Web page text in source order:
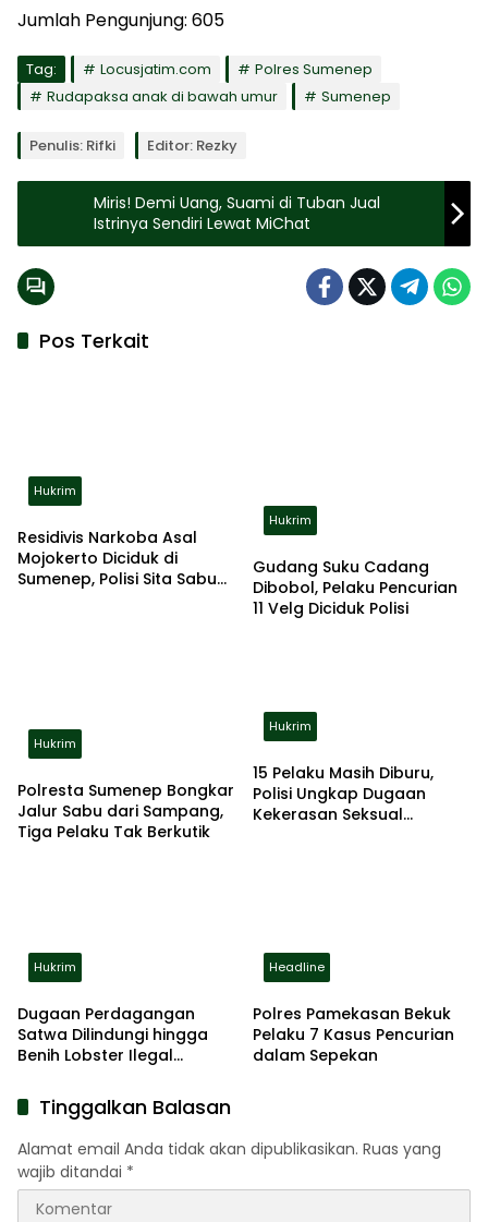
Jumlah Pengunjung: 605
Tag: Locusjatim.com
Polres Sumenep
Rudapaksa anak di bawah umur
Sumenep
Penulis: Rifki Editor: Rezky
Miris! Demi Uang, Suami di Tuban Jual
Istrinya Sendiri Lewat MiChat
Pos Terkait
Hukrim
Residivis Narkoba Asal
Mojokerto Diciduk di
Sumenep, Polisi Sita Sabu
Hukrim
Gudang Suku Cadang
Dibobol, Pelaku Pencurian
11 Velg Diciduk Polisi
Hukrim
Polresta Sumenep Bongkar
Jalur Sabu dari Sampang,
Tiga Pelaku Tak Berkutik
Hukrim
15 Pelaku Masih Diburu,
Polisi Ungkap Dugaan
Kekerasan Seksual
Hukrim
Dugaan Perdagangan
Satwa Dilindungi hingga
Benih Lobster Ilegal
Amankan Empat
Tersangka
Headline
Polres Pamekasan Bekuk
Pelaku 7 Kasus Pencurian
dalam Sepekan
Tinggalkan Balasan
Alamat email Anda tidak akan dipublikasikan. Ruas yang
wajib ditandai *